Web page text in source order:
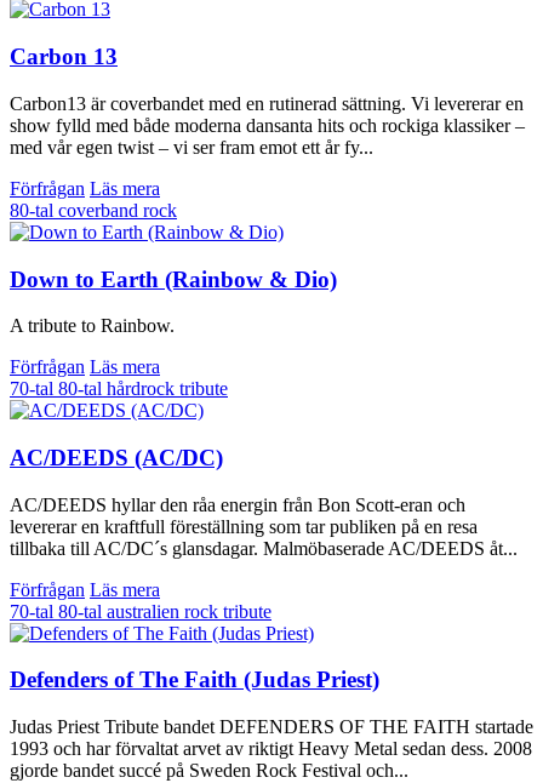
Carbon 13
Carbon13 är coverbandet med en rutinerad sättning. Vi levererar en
show fylld med både moderna dansanta hits och rockiga klassiker –
med vår egen twist – vi ser fram emot ett år fy...
Förfrågan Läs mera
80-tal coverband rock
Down to Earth (Rainbow & Dio)
A tribute to Rainbow.
Förfrågan Läs mera
70-tal 80-tal hårdrock tribute
AC/DEEDS (AC/DC)
AC/DEEDS hyllar den råa energin från Bon Scott-eran och
levererar en kraftfull föreställning som tar publiken på en resa
tillbaka till AC/DC´s glansdagar. Malmöbaserade AC/DEEDS åt...
Förfrågan Läs mera
70-tal 80-tal australien rock tribute
Defenders of The Faith (Judas Priest)
Judas Priest Tribute bandet DEFENDERS OF THE FAITH startade
1993 och har förvaltat arvet av riktigt Heavy Metal sedan dess. 2008
gjorde bandet succé på Sweden Rock Festival och...